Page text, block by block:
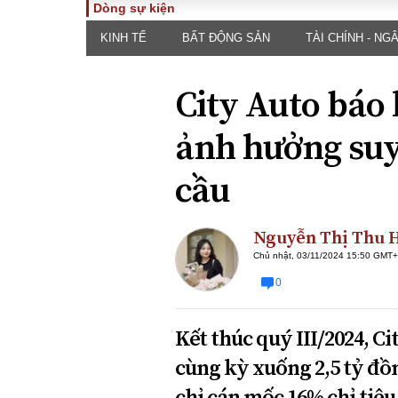
TOÀN CẢNH
Chính sách
Đối thoại
Thế giới
PHÁP
luật
Góc
Hồ sơ
Tiếng
ĐA CHIỀU
Quan điểm
Dòng sự kiện
KINH TẾ BẤT ĐỘNG SẢN TÀI CHÍNH -
City Auto
ảnh hưởng
cầu
Nguyễn Thị Thu
Chủ nhật, 03/11/2024 15:50
0
Kết thúc quý III/2024,
cùng kỳ xuống 2,5 tỷ